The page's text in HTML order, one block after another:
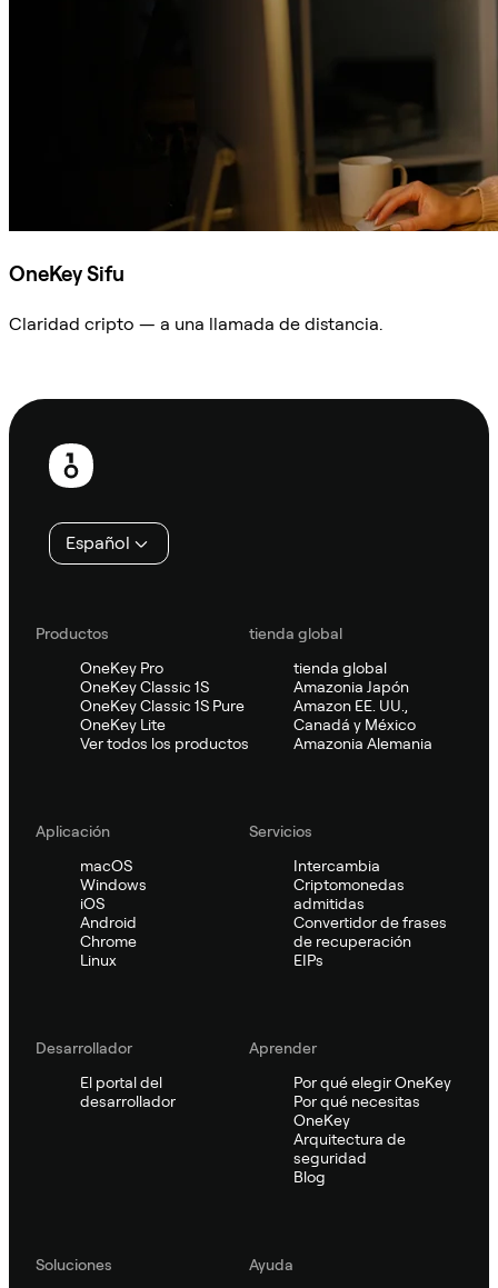
OneKey Sifu
Claridad cripto — a una llamada de distancia.
Pie
página
Español
Productos
OneKey Pro
OneKey Classic 1S
OneKey Classic 1S Pure
OneKey Lite
Ver todos los productos
tienda global
tienda global
Amazonia Japón
Amazon EE. UU.,
Canadá y México
Amazonia Alemania
Aplicación
macOS
Windows
iOS
Android
Chrome
Linux
Servicios
Intercambia
Criptomonedas
admitidas
Convertidor de frases
de recuperación
EIPs
Desarrollador
El portal del
desarrollador
Aprender
Por qué elegir OneKey
Por qué necesitas
OneKey
Arquitectura de
seguridad
Blog
Soluciones
Ayuda